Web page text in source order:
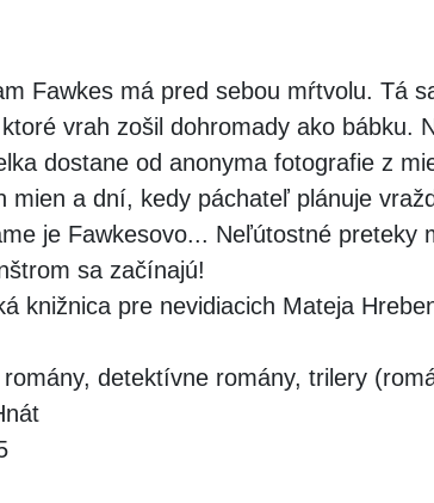
Fawkes má pred sebou mŕtvolu. Tá
vrah zošil dohromady ako bábku.
dostane od anonyma fotografie z
mien a dní, kedy páchateľ plánuje
je Fawkesovo... Neľútostné preteky
sa začínajú!
knižnica pre nevidiacich Mateja
detektívne romány, trilery